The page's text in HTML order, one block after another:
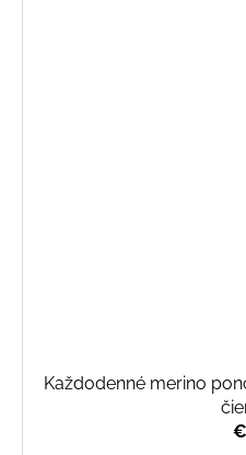
Každodenné merino